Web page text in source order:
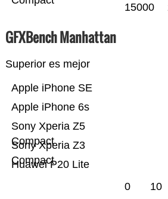
15000
GFXBench Manhattan
Superior es mejor
Huawei P20 Lite
Sony Xperia Z3
Compact
Sony Xperia Z5
Compact
Apple iPhone 6s
Apple iPhone SE
0 10